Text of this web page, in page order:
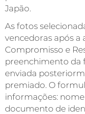
Japão.
As fotos
vencedoras após a
Compromisso e
preenchimento da
enviada
premiado. O
informações:
documento de